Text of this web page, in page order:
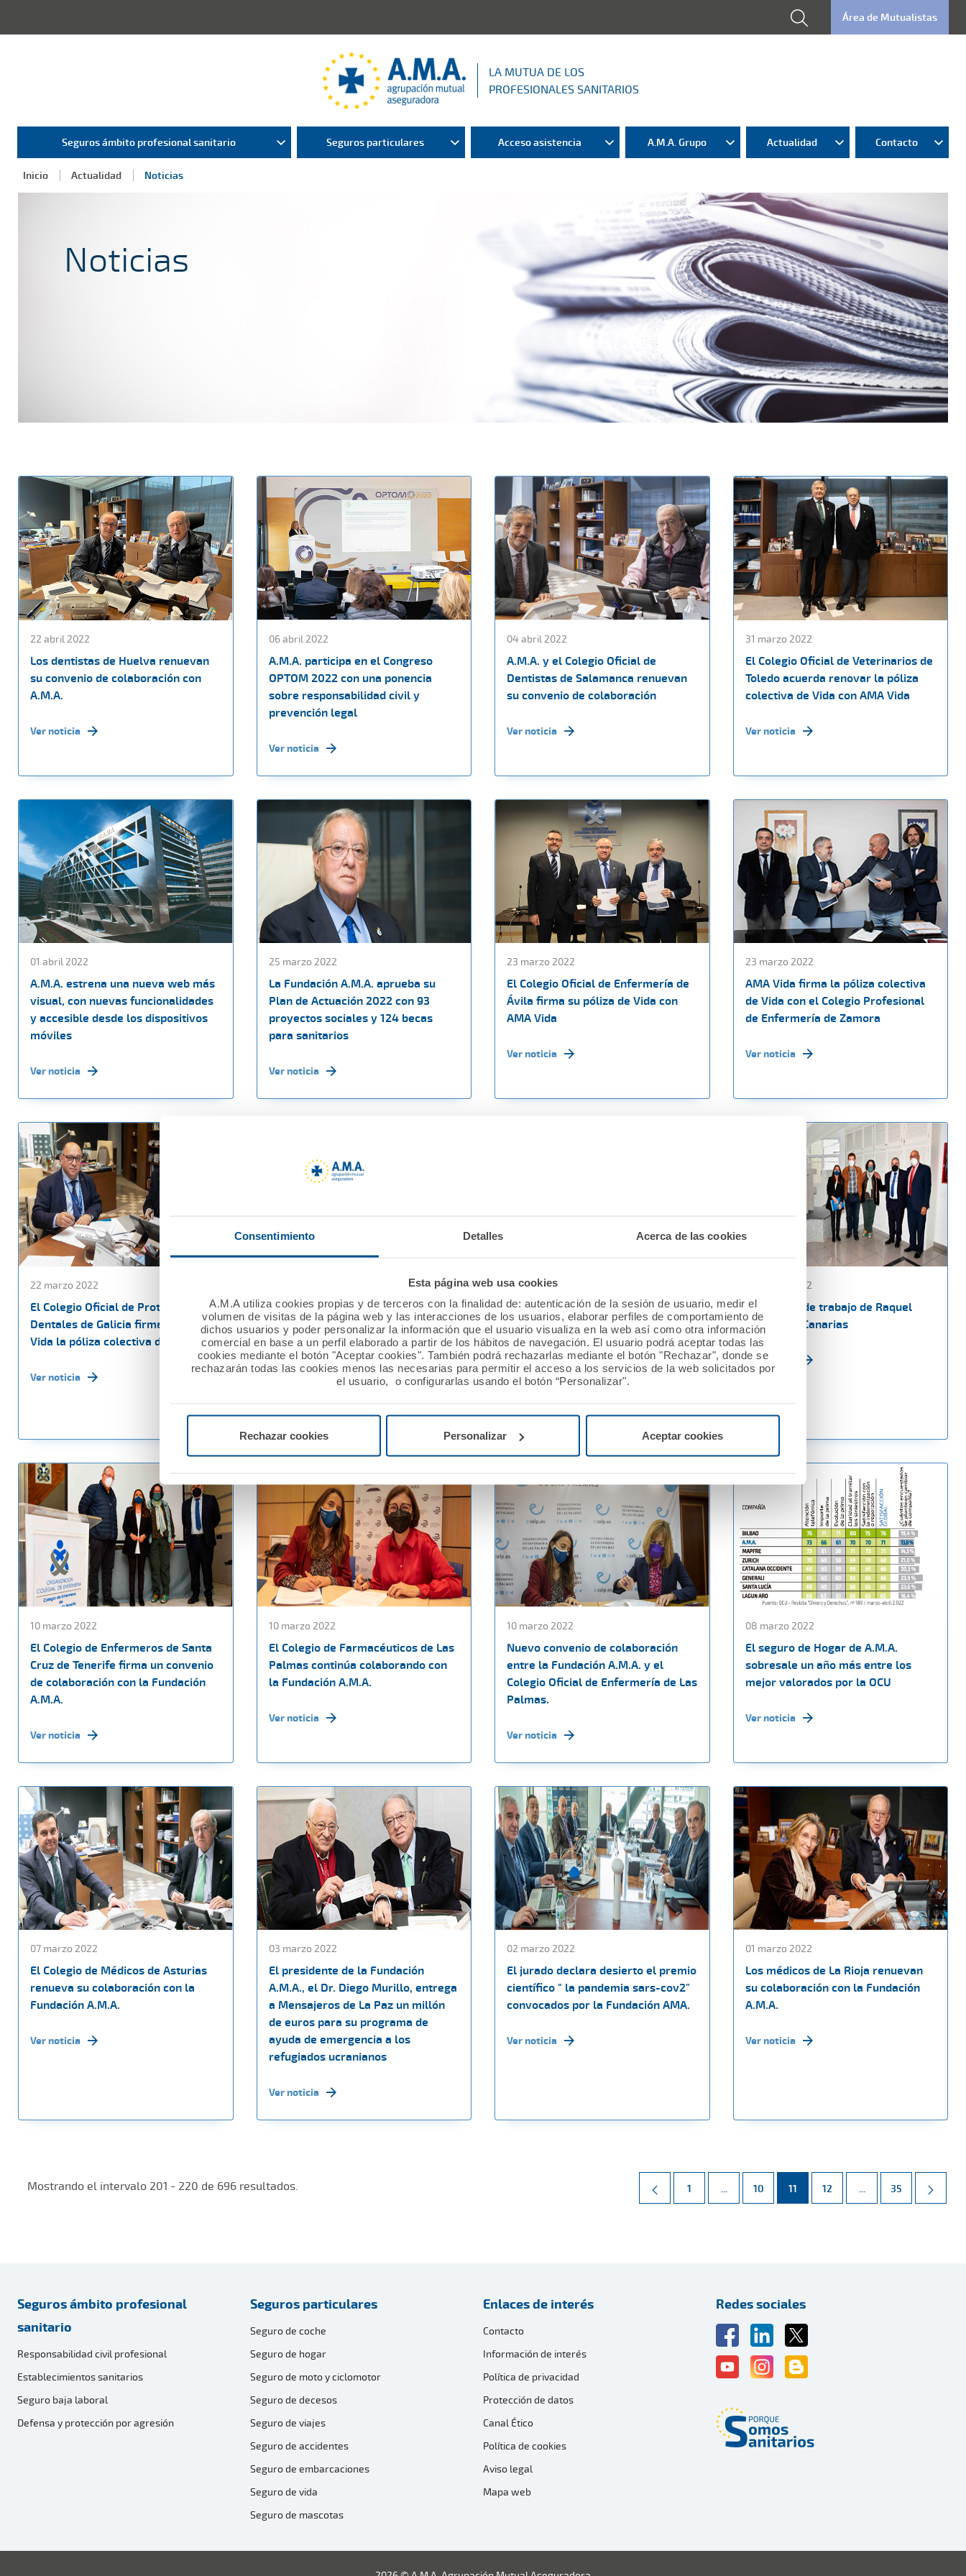
Consentimiento Detalles Acerca de las cookies
Esta página web usa cookies
A.M.A utiliza cookies propias y de terceros con la finalidad de: autenticación de la sesión de usuario, medir el
volumen de visitas de la página web y las interacciones de los usuarios, elaborar perfiles de comportamiento de
dichos usuarios y poder personalizar la información que el usuario visualiza en la web así como otra información
comercial en base a un perfil elaborado a partir de los hábitos de navegación. El usuario podrá aceptar todas las
cookies mediante el botón "Aceptar cookies". También podrá rechazarlas mediante el botón "Rechazar", donde se
rechazarán todas las cookies menos las necesarias para permitir el acceso a los servicios de la web solicitados por
el usuario, o configurarlas usando el botón “Personalizar".
Rechazar cookies Personalizar Aceptar cookies
Área de Mutualistas
LA MUTUA DE LOS
PROFESIONALES SANITARIOS
Seguros ámbito profesional sanitario Seguros particulares Acceso asistencia A.M.A. Grupo Actualidad Contacto
Inicio Actualidad Noticias
Noticias
22 abril 2022
Los dentistas de Huelva renuevan
su convenio de colaboración con
A.M.A.
Ver noticia
06 abril 2022
A.M.A. participa en el Congreso
OPTOM 2022 con una ponencia
sobre responsabilidad civil y
prevención legal
Ver noticia
04 abril 2022
A.M.A. y el Colegio Oficial de
Dentistas de Salamanca renuevan
su convenio de colaboración
Ver noticia
31 marzo 2022
El Colegio Oficial de Veterinarios de
Toledo acuerda renovar la póliza
colectiva de Vida con AMA Vida
Ver noticia
01 abril 2022
A.M.A. estrena una nueva web más
visual, con nuevas funcionalidades
y accesible desde los dispositivos
móviles
Ver noticia
25 marzo 2022
La Fundación A.M.A. aprueba su
Plan de Actuación 2022 con 93
proyectos sociales y 124 becas
para sanitarios
Ver noticia
23 marzo 2022
El Colegio Oficial de Enfermería de
Ávila firma su póliza de Vida con
AMA Vida
Ver noticia
23 marzo 2022
AMA Vida firma la póliza colectiva
de Vida con el Colegio Profesional
de Enfermería de Zamora
Ver noticia
22 marzo 2022
El Colegio Oficial de Protésicos
Dentales de Galicia firma con AMA
Vida la póliza colectiva de Vida
Ver noticia
A.M.A. supera los 500.000
asegurados en Responsabilidad
Civil Profesional
Ver noticia
17 marzo 2022
La Asociación Talismán visita A.M.A.
para informar de los avances del
proyecto “Ciencia con Capacidad”,
galardonado en los Premios INESE
por la Fundación A.M.A.
Ver noticia
10 marzo 2022
Reuniones de trabajo de Raquel
Murillo en Canarias
Ver noticia
10 marzo 2022
El Colegio de Enfermeros de Santa
Cruz de Tenerife firma un convenio
de colaboración con la Fundación
A.M.A.
Ver noticia
10 marzo 2022
El Colegio de Farmacéuticos de Las
Palmas continúa colaborando con
la Fundación A.M.A.
Ver noticia
10 marzo 2022
Nuevo convenio de colaboración
entre la Fundación A.M.A. y el
Colegio Oficial de Enfermería de Las
Palmas.
Ver noticia
08 marzo 2022
El seguro de Hogar de A.M.A.
sobresale un año más entre los
mejor valorados por la OCU
Ver noticia
07 marzo 2022
El Colegio de Médicos de Asturias
renueva su colaboración con la
Fundación A.M.A.
Ver noticia
03 marzo 2022
El presidente de la Fundación
A.M.A., el Dr. Diego Murillo, entrega
a Mensajeros de La Paz un millón
de euros para su programa de
ayuda de emergencia a los
refugiados ucranianos
Ver noticia
02 marzo 2022
El jurado declara desierto el premio
científico " la pandemia sars-cov2"
convocados por la Fundación AMA.
Ver noticia
01 marzo 2022
Los médicos de La Rioja renuevan
su colaboración con la Fundación
A.M.A.
Ver noticia
Mostrando el intervalo 201 - 220 de 696 resultados. Página
1 ... Páginas intermedias Use TAB para desplazarse.
Página
10 Página
11 Página
12 ... Páginas intermedias
Página
35
Seguros ámbito profesional
sanitario
Responsabilidad civil profesional
Establecimientos sanitarios
Seguro baja laboral
Defensa y protección por agresión
Seguros particulares
Seguro de coche
Seguro de hogar
Seguro de moto y ciclomotor
Seguro de decesos
Seguro de viajes
Seguro de accidentes
Seguro de embarcaciones
Seguro de vida
Seguro de mascotas
Enlaces de interés
Contacto
Información de interés
Política de privacidad
Protección de datos
Canal Ético
Política de cookies
Aviso legal
Mapa web
Redes sociales